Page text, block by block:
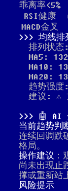
乖离率<5%
RSI健康
MACD金叉
均线排
排列状态
MA5:
MA10:
MA20:
趋势强
建议: ⚠️
🤖 AI
当前趋势判
连续回调跌
格局。
操作建议
尚未出现止
撑或重新站
风险提示